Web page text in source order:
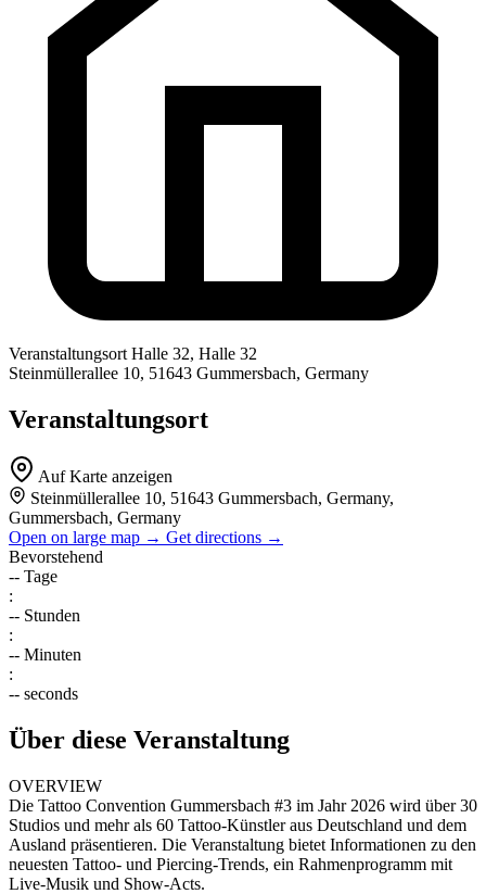
Veranstaltungsort Halle 32, Halle 32
Steinmüllerallee 10, 51643 Gummersbach, Germany
Veranstaltungsort
Auf Karte anzeigen
Steinmüllerallee 10, 51643 Gummersbach, Germany,
Gummersbach, Germany
Open on large map → Get directions →
Bevorstehend
-- Tage
:
-- Stunden
:
-- Minuten
:
-- seconds
Über diese Veranstaltung
OVERVIEW
Die Tattoo Convention Gummersbach #3 im Jahr 2026 wird über 30
Studios und mehr als 60 Tattoo-Künstler aus Deutschland und dem
Ausland präsentieren. Die Veranstaltung bietet Informationen zu den
neuesten Tattoo- und Piercing-Trends, ein Rahmenprogramm mit
Live-Musik und Show-Acts.